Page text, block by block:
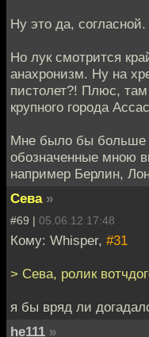
Ну это да, согласной.
Но лук смотрится
анахронизм. Ну на
пистолет?! Плюс, там
крупного города
Мне было бы больше
обозначенные мною
например Берлин,
Сева »
#69 | 05.06.12 17:48
Кому: Whisper, #31
> Сева, ролик
я бы вряд ли
he111 »